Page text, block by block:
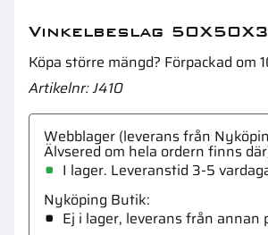
Vinkelbeslag
Köpa större mängd? Förpackad om
Artikelnr J410
Webblager (leverans från
Älvsered om hela ordern finns
I lager. Leveranstid 3-5
Nyköping Butik
Ej i lager, leverans från annan